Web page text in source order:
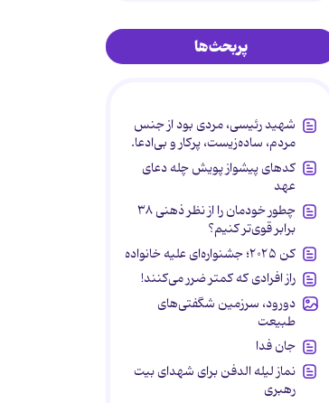
پربحث‌ها
شهید رئیسی، مردی بود از جنس
مردم، ساده‌زیست، پرکار و بی‌ادعا.
کدهای پیشواز پویش چله دعای
عهد
چطور خودمان را از نظر ذهنی ۳۸
برابر قوی‌تر کنیم؟
کن ۲۰۲۵؛ جشنواره‌ای علیه خانواده
راز افرادی که کمتر ضرر می‌کنند!
دورود، سرزمین شگفتی‌های
طبیعت
جان فدا
نماز لیله الدفن برای شهدای بیت
رهبری